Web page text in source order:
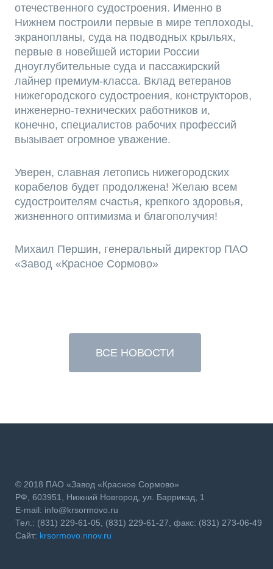
отечественного судостроения. Именно в
Нижнем построили первые в мире теплоходы,
экранопланы, суда на подводных крыльях,
первые в новейшей истории России
дноуглубительные суда и пассажирский
лайнер премиум-класса. Вклад ветеранов
нижегородского судостроения, конструкторов,
инженерно-технических работников и,
конечно, специалистов рабочих профессий
вызывает огромное уважение.
Уверен, славная летопись нижегородских
корабелов будет продолжена! Желаю всем
судостроителям счастья, крепкого здоровья,
жизненного оптимизма и благополучия!
Михаил Першин, генеральный директор ПАО
«Завод «Красное Сормово»
ВСЕ НОВОСТИ
© 2018 ПAО «Завод «Красное Сормово»
РФ, 603951, Нижний Новгород, ул. Баррикад, 1
E-mail: info@krsormovo.ru
Тел.: (831) 229-61-05, (831) 229-61-27, факс: (831) 273-06-49
Сайт: krsormovo.nnov.ru